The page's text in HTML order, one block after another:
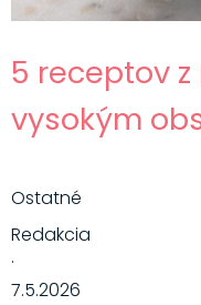
5 receptov
vysokým
Ostatné
Redakcia
·
7.5.2026